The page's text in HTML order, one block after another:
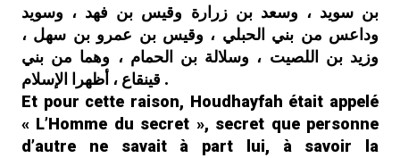
بن سويد ، وسعد بن زرارة وقيس بن فهد ، وسويد
وداعس من بني الحبلي ، وقيس بن عمرو بن سهل ،
وزيد بن اللصيت ، وسلالة بن الحمام ، وهما من بني
قينقاع ، أظهرا الإسلام .
Et pour cette raison, Houdhayfah était appelé
« L’Homme du secret », secret que personne
d’autre ne savait à part lui, à savoir la